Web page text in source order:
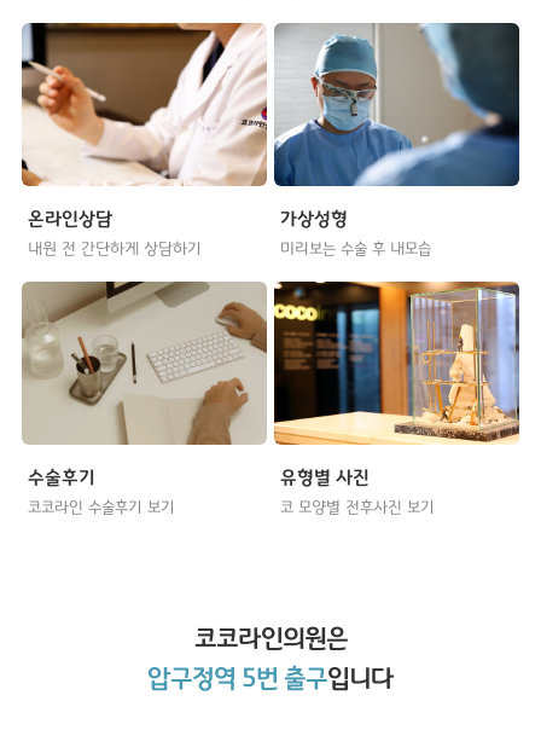
온라인상담
내원 전 간단하게 상담하기
가상성형
미리보는 수술 후 내모습
수술후기
코코라인 수술후기 보기
유형별 사진
코 모양별 전후사진 보기
코코라인의원은
압구정역 5번 출구입니다